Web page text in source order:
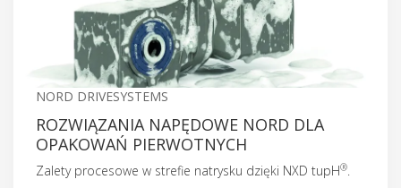
NORD DRIVESYSTEMS
ROZWIĄZANIA NAPĘDOWE NORD DLA
OPAKOWAŃ PIERWOTNYCH
Zalety procesowe w strefie natrysku dzięki NXD tupH®.